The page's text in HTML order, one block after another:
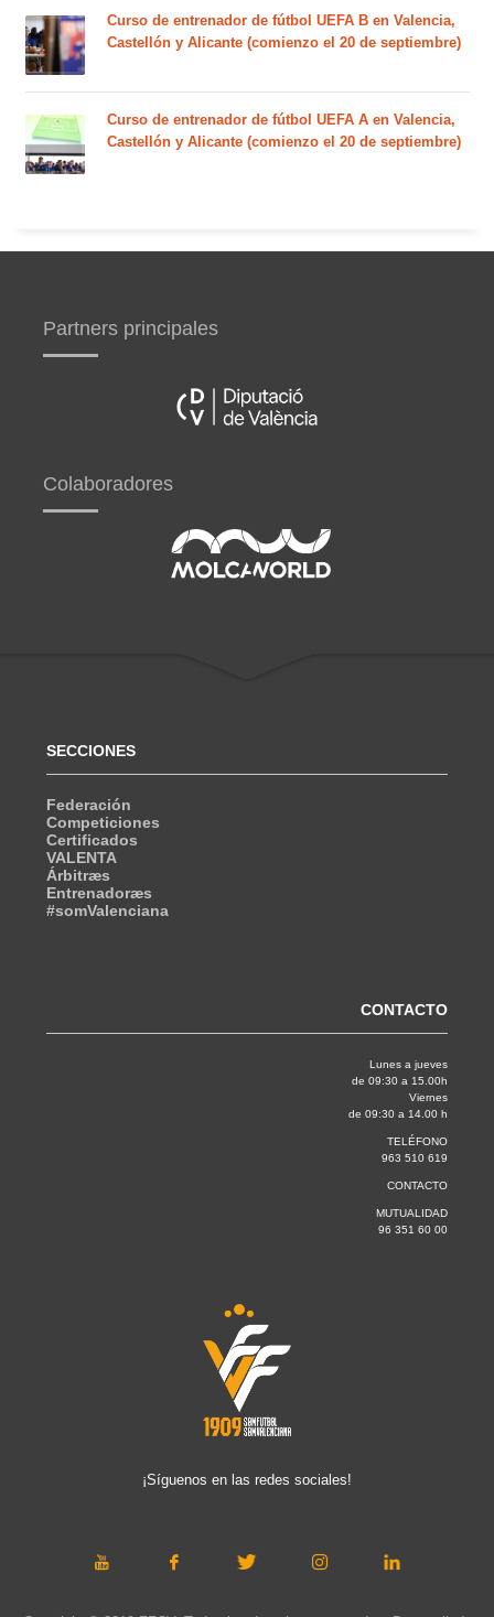
Curso de entrenador de fútbol UEFA B en Valencia,
Castellón y Alicante (comienzo el 20 de septiembre)
Curso de entrenador de fútbol UEFA A en Valencia,
Castellón y Alicante (comienzo el 20 de septiembre)
Partners principales
Colaboradores
SECCIONES
Federación
Competiciones
Certificados
VALENTA
Árbitræs
Entrenadoræs
#somValenciana
CONTACTO
Lunes a jueves
de 09:30 a 15.00h
Viernes
de 09:30 a 14.00 h
TELÉFONO
963 510 619
CONTACTO
MUTUALIDAD
96 351 60 00
¡Síguenos en las redes sociales!